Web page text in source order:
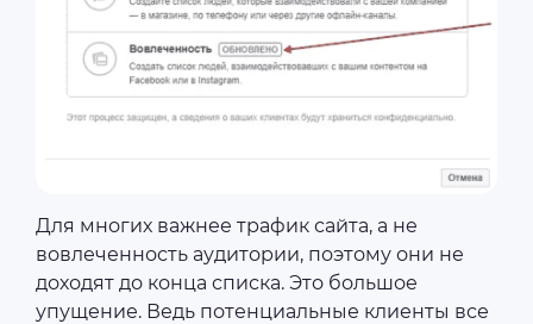
Для многих важнее трафик сайта, а не
вовлеченность аудитории, поэтому они не
доходят до конца списка. Это большое
упущение. Ведь потенциальные клиенты все